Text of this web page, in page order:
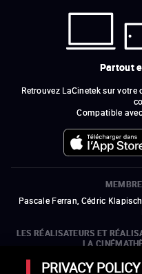
Partout
Retrouvez LaCinetek sur
Compatible
Pascale Ferran, Cédric
LES RÉALISATEURS ET
LA
Olivier Assayas, Bertrand
l'ARP), Rebecca Zlotowski et
PRIVACY POLICY